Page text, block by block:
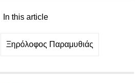
In this article
Ξηρόλοφος Παραμυθιάς